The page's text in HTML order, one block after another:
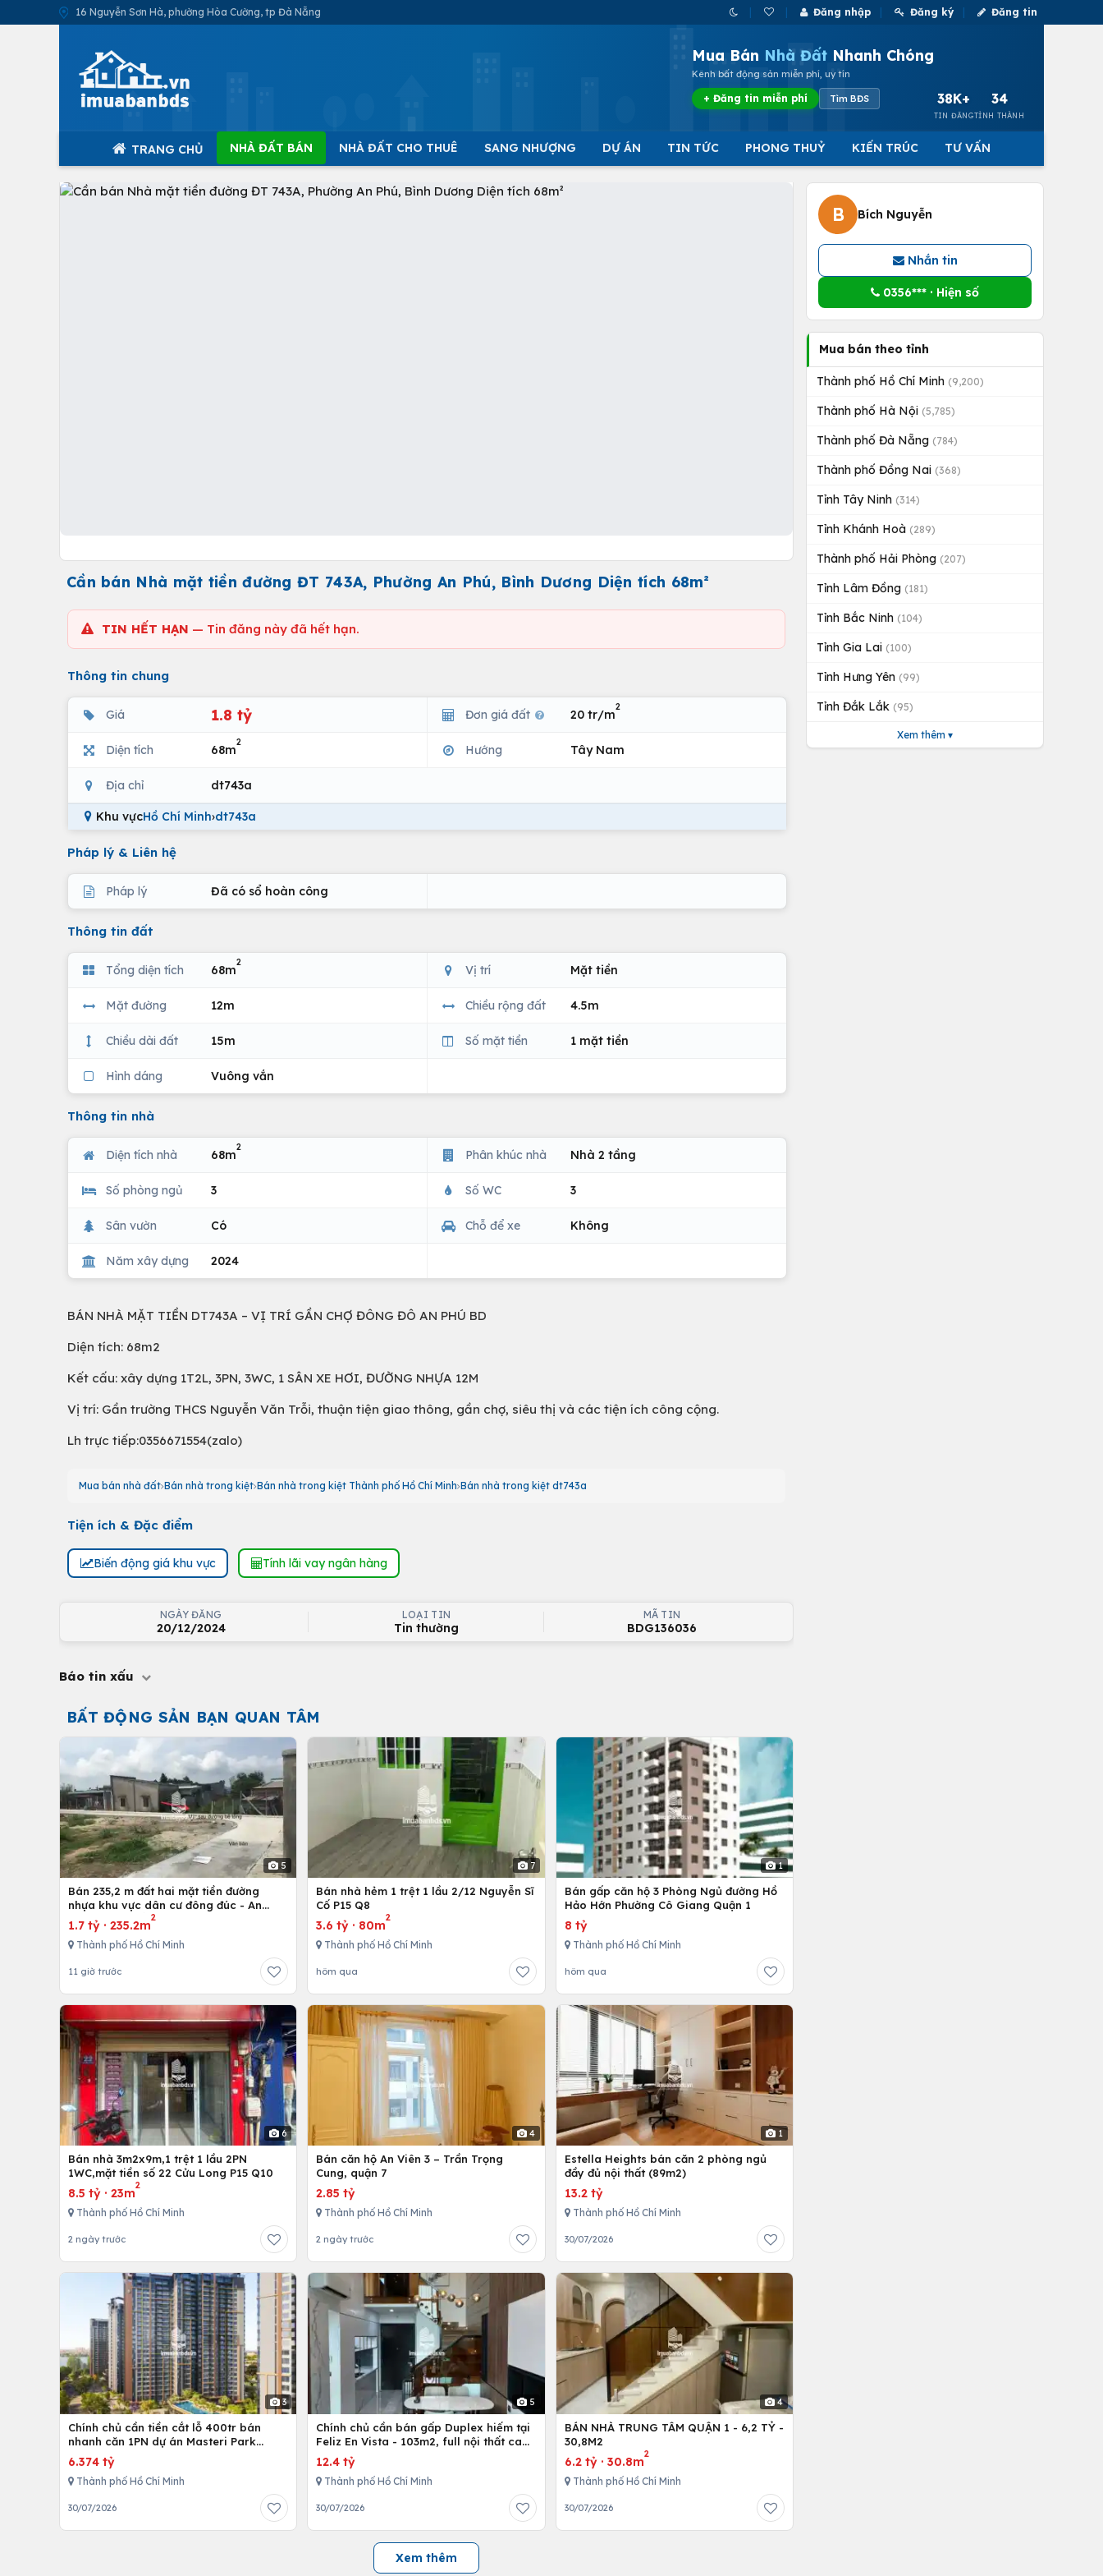
16 Nguyễn Sơn Hà, phường Hòa Cường, tp Đà Nẵng Đăng nhập Đăng ký Đăng tin
Mua Bán Nhà Đất Nhanh Chóng
Kênh bất động sản miễn phí, uy tín
+ Đăng tin miễn phí Tìm BĐS 38K+
TIN ĐĂNG
34
TỈNH THÀNH
TRANG CHỦ NHÀ ĐẤT BÁN NHÀ ĐẤT CHO THUÊ SANG NHƯỢNG DỰ ÁN TIN TỨC PHONG THUỶ KIẾN TRÚC TƯ VẤN
Cần bán Nhà mặt tiền đường ĐT 743A, Phường An Phú, Bình Dương Diện tích 68m²
TIN HẾT HẠN — Tin đăng này đã hết hạn.
Thông tin chung
Giá 1.8 tỷ Đơn giá đất 20 tr/m
2
Diện tích 68m
2
Hướng Tây Nam
Địa chỉ dt743a
Khu vựcHồ Chí Minh›dt743a
Pháp lý & Liên hệ
Pháp lý Đã có sổ hoàn công
Thông tin đất
Tổng diện tích 68m
2
Vị trí Mặt tiền
Mặt đường 12m Chiều rộng đất 4.5m
Chiều dài đất 15m Số mặt tiền 1 mặt tiền
Hình dáng Vuông vắn
Thông tin nhà
Diện tích nhà 68m
2
Phân khúc nhà Nhà 2 tầng
Số phòng ngủ 3 Số WC 3
Sân vườn Có Chỗ để xe Không
Năm xây dựng 2024
BÁN NHÀ MẶT TIỀN DT743A – VỊ TRÍ GẦN CHỢ ĐÔNG ĐÔ AN PHÚ BD
Diện tích: 68m2
Kết cấu: xây dựng 1T2L, 3PN, 3WC, 1 SÂN XE HƠI, ĐƯỜNG NHỰA 12M
Vị trí: Gần trường THCS Nguyễn Văn Trỗi, thuận tiện giao thông, gần chợ, siêu thị và các tiện ích công cộng.
Lh trực tiếp:0356671554(zalo)
Mua bán nhà đất Bán nhà trong kiệt Bán nhà trong kiệt Thành phố Hồ Chí Minh Bán nhà trong kiệt dt743a
Tiện ích & Đặc điểm
Biến động giá khu vực Tính lãi vay ngân hàng
NGÀY ĐĂNG
20/12/2024
LOẠI TIN
Tin thường
MÃ TIN
BDG136036
Báo tin xấu
BẤT ĐỘNG SẢN BẠN QUAN TÂM
5
Bán 235,2 m đất hai mặt tiền đường
nhựa khu vực dân cư đông đúc - An
nhứt-Long Điền - Bà Rịa
1.7 tỷ · 235.2m
2
Thành phố Hồ Chí Minh
11 giờ trước
7
Bán nhà hẻm 1 trệt 1 lầu 2/12 Nguyễn Sĩ
Cố P15 Q8
3.6 tỷ · 80m
2
Thành phố Hồ Chí Minh
hôm qua
1
Bán gấp căn hộ 3 Phòng Ngủ đường Hồ
Hảo Hớn Phường Cô Giang Quận 1
8 tỷ
Thành phố Hồ Chí Minh
hôm qua
6
Bán nhà 3m2x9m,1 trệt 1 lầu 2PN
1WC,mặt tiền số 22 Cửu Long P15 Q10
8.5 tỷ · 23m
2
Thành phố Hồ Chí Minh
2 ngày trước
4
Bán căn hộ An Viên 3 – Trần Trọng
Cung, quận 7
2.85 tỷ
Thành phố Hồ Chí Minh
2 ngày trước
1
Estella Heights bán căn 2 phòng ngủ
đầy đủ nội thất (89m2)
13.2 tỷ
Thành phố Hồ Chí Minh
30/07/2026
3
Chính chủ cần tiền cắt lỗ 400tr bán
nhanh căn 1PN dự án Masteri Park
Place
6.374 tỷ
Thành phố Hồ Chí Minh
30/07/2026
5
Chính chủ cần bán gấp Duplex hiếm tại
Feliz En Vista - 103m2, full nội thất cao
cấp
12.4 tỷ
Thành phố Hồ Chí Minh
30/07/2026
4
BÁN NHÀ TRUNG TÂM QUẬN 1 - 6,2 TỶ -
30,8M2
6.2 tỷ· 30.8m
2
Thành phố Hồ Chí Minh
30/07/2026
Xem thêm
B Bích Nguyễn
Nhắn tin
0356*** · Hiện số
Mua bán theo tỉnh
Thành phố Hồ Chí Minh (9,200)
Thành phố Hà Nội (5,785)
Thành phố Đà Nẵng (784)
Thành phố Đồng Nai (368)
Tỉnh Tây Ninh (314)
Tỉnh Khánh Hoà (289)
Thành phố Hải Phòng (207)
Tỉnh Lâm Đồng (181)
Tỉnh Bắc Ninh (104)
Tỉnh Gia Lai (100)
Tỉnh Hưng Yên (99)
Tỉnh Đắk Lắk (95)
Xem thêm ▾